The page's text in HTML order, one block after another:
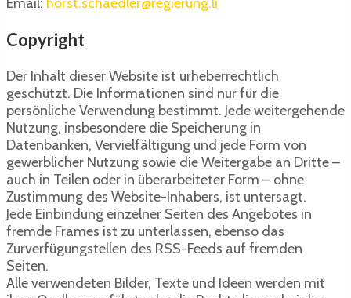
Copyright
Der Inhalt dieser Website ist urheberrechtlich
geschützt. Die Informationen sind nur für die
persönliche Verwendung bestimmt. Jede weitergehende
Nutzung, insbesondere die Speicherung in
Datenbanken, Vervielfältigung und jede Form von
gewerblicher Nutzung sowie die Weitergabe an Dritte –
auch in Teilen oder in überarbeiteter Form – ohne
Zustimmung des Website-Inhabers, ist untersagt.
Jede Einbindung einzelner Seiten des Angebotes in
fremde Frames ist zu unterlassen, ebenso das
Zurverfügungstellen des RSS-Feeds auf fremden
Seiten.
Alle verwendeten Bilder, Texte und Ideen werden mit